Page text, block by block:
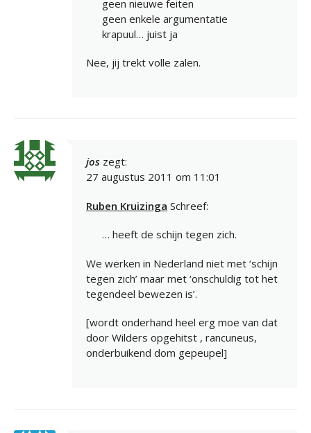
geen nieuwe feiten
geen enkele argumentatie
krapuul… juist ja
Nee, jij trekt volle zalen.
jos zegt:
27 augustus 2011 om 11:01
Ruben Kruizinga Schreef:
… heeft de schijn tegen zich.
We werken in Nederland niet met ‘schijn
tegen zich’ maar met ‘onschuldig tot het
tegendeel bewezen is’.
[wordt onderhand heel erg moe van dat
door Wilders opgehitst , rancuneus,
onderbuikend dom gepeupel]